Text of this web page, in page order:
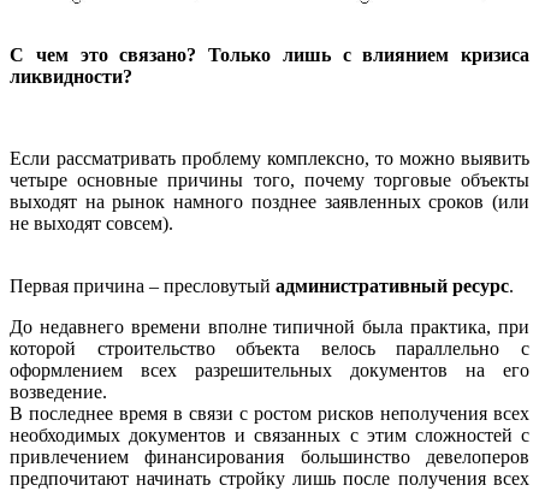
С чем это связано?
Только лишь с влиянием кризиса
ликвидности?
Если рассматривать проблему комплексно, то можно выявить
четыре основные причины того, почему торговые объекты
выходят на рынок намного позднее заявленных сроков (или
не выходят совсем).
Первая причина – пресловутый административный ресурс.
До недавнего времени вполне типичной была практика, при
которой строительство объекта велось параллельно с
оформлением всех разрешительных документов на его
возведение.
В последнее время в связи с ростом рисков неполучения всех
необходимых документов и связанных с этим сложностей с
привлечением финансирования большинство девелоперов
предпочитают начинать стройку лишь после получения всех